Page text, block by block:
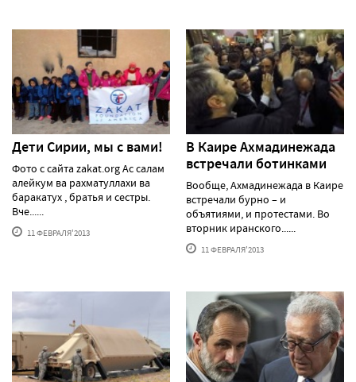
Дети Сирии, мы с вами!
Фото с сайта zakat.org Ас салам
алейкум ва рахматуллахи ва
баракатух , братья и сестры.
Вче......
11 ФЕВРАЛЯ'2013
В Каире Ахмадинежада
встречали ботинками
Вообще, Ахмадинежада в Каире
встречали бурно – и
объятиями, и протестами. Во
вторник иранского......
11 ФЕВРАЛЯ'2013